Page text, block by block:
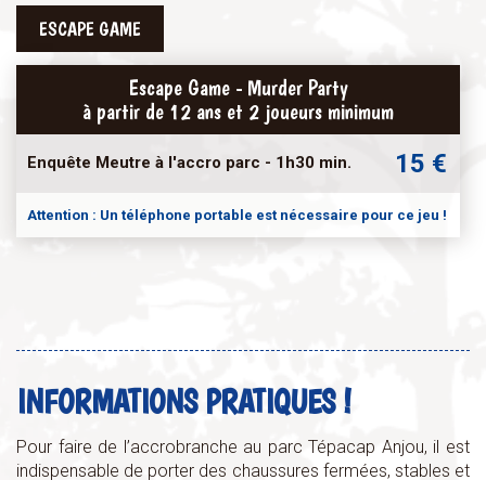
ESCAPE GAME
Escape Game - Murder Party
à partir de 12 ans et 2 joueurs minimum
Enquête Meutre à l'accro parc - 1h30 min. 15 €
Attention : Un téléphone portable est nécessaire pour ce jeu !
INFORMATIONS PRATIQUES !
Pour faire de l’accrobranche au parc Tépacap Anjou, il est
indispensable de porter des chaussures fermées, stables et